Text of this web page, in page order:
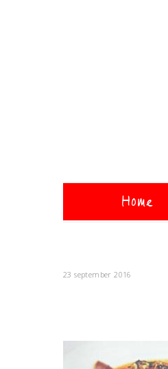
Home
23 september 2016